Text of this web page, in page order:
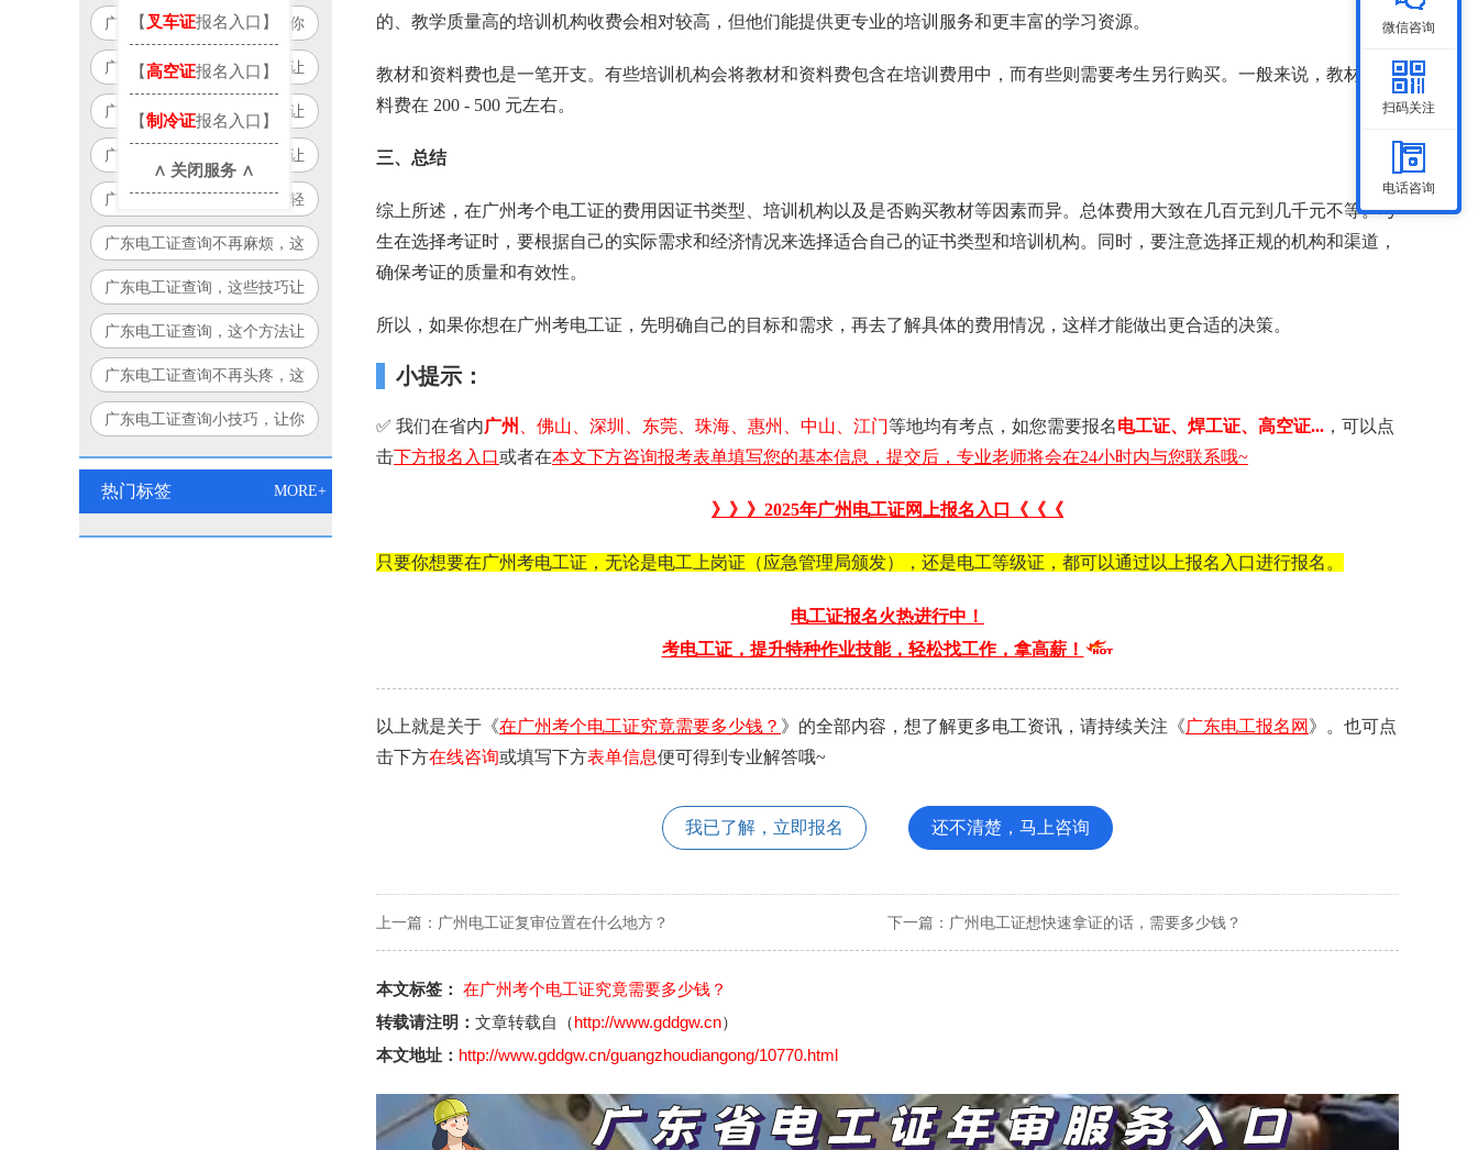
广东电工证查询全攻略，让你
查询更轻松！
广东电工证查询，这些技巧让
你轻松搞定！
广东电工证查询，这个方法让
你告别繁琐流程！
广东电工证查询必备指南，让
你少走弯路！
广东电工证查询攻略：让你轻
松搞定，永不迷路！
广东电工证查询不再麻烦，这
个方法让你省时又省力！
广东电工证查询，这些技巧让
你事半功倍！
广东电工证查询，这个方法让
你告别繁琐！
广东电工证查询不再头疼，这
个方法让你豁然开朗！
广东电工证查询小技巧，让你
热门标签 MORE+
的、教学质量高的培训机构收费会相对较高，但他们能提供更专业的培训服务和更丰富的学习资源。
教材和资料费也是一笔开支。有些培训机构会将教材和资料费包含在培训费用中，而有些则需要考生另行购买。一般来说，教材和资
料费在 200 - 500 元左右。
三、总结
综上所述，在广州考个电工证的费用因证书类型、培训机构以及是否购买教材等因素而异。总体费用大致在几百元到几千元不等。考
生在选择考证时，要根据自己的实际需求和经济情况来选择适合自己的证书类型和培训机构。同时，要注意选择正规的机构和渠道，
确保考证的质量和有效性。
所以，如果你想在广州考电工证，先明确自己的目标和需求，再去了解具体的费用情况，这样才能做出更合适的决策。
小提示：
✅ 我们在省内广州 、佛山、深圳、东莞、珠海、惠州、中山、江门等地均有考点，如您需要 报名电工证 、 焊工证 、 高空证... ，可以点
击下方报名入口或者在本文下方咨询报考表单填写您的基本信息，提交后，专业老师将会在24小时内与您联系哦~
》》》2025年广州电工证网上报名入口《《《
只要你想要在广州考电工证，无论是电工上岗证（应急管理局颁发），还是电工等级证，都可以通过以上报名入口进行报名。
电工证报名火热进行中！
考电工证，提升特种作业技能，轻松找工作，拿高薪！
以上就是关于《在广州考个电工证究竟需要多少钱？ 》的全部内容，想了解更多电工资讯，请持续关注《广东电工报名网 》。也可点
击下方在线咨询或填写下方表单信息便可得到专业解答哦~
我已了解，立即报名 还不清楚，马上咨询
上一篇： 广州电工证复审位置在什么地方？ 下一篇： 广州电工证想快速拿证的话，需要多少钱？
本文标签： 在广州考个电工证究竟需要多少钱？
转载请注明： 文章转载自（http://www.gddgw.cn）
本文地址： http://www.gddgw.cn/guangzhoudiangong/10770.html
【 叉车证报名入口】
【高空证报名入口】
【制冷证报名入口】
∧ 关闭服务 ∧
微信咨询
扫码关注
电话咨询